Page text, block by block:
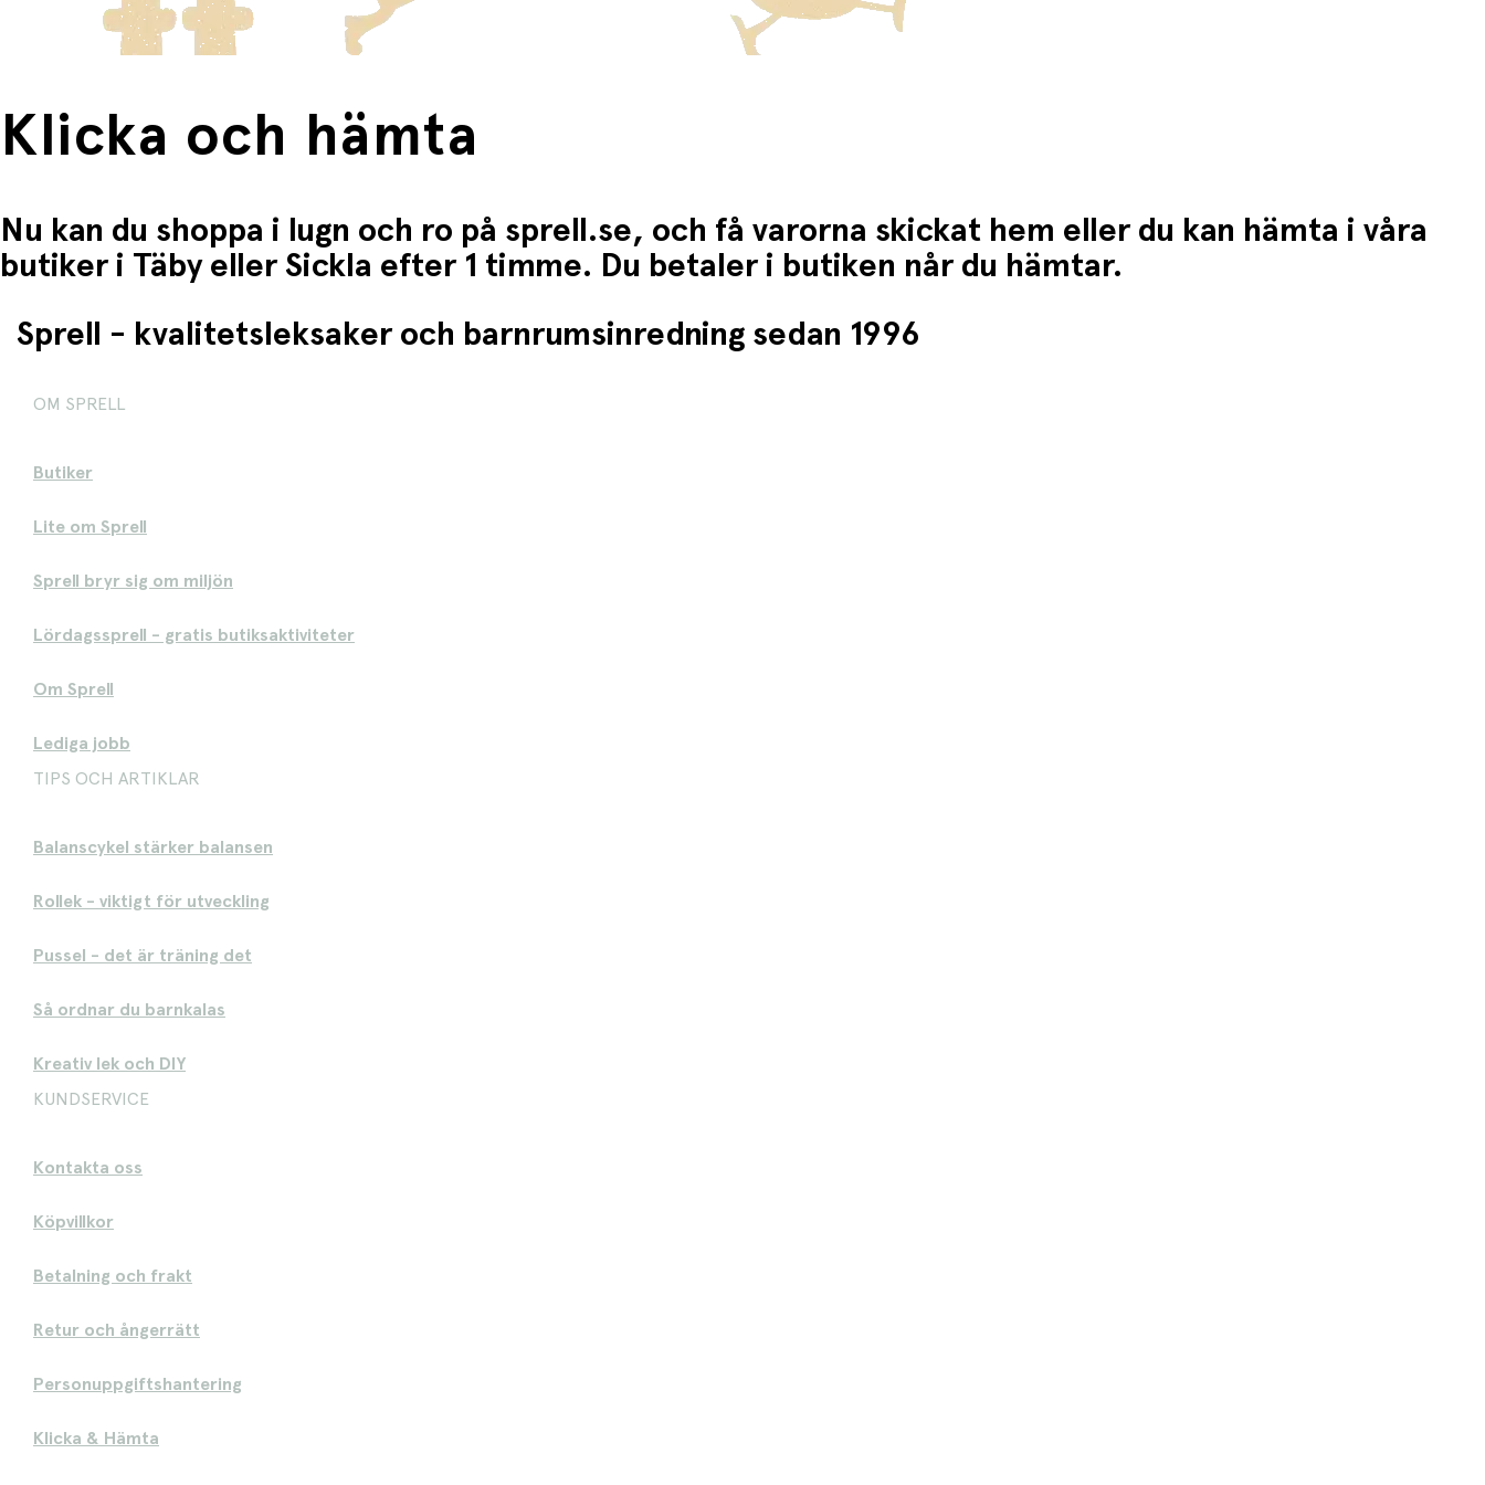
Klicka och hämta
Nu kan du shoppa i lugn och ro på sprell.se, och få varorna skickat hem eller du kan hämta i våra
butiker i Täby eller Sickla efter 1 timme. Du betaler i butiken når du hämtar.
Sprell - kvalitetsleksaker och barnrumsinredning sedan 1996
OM SPRELL
Butiker
Lite om Sprell
Sprell bryr sig om miljön
Lördagssprell - gratis butiksaktiviteter
Om Sprell
Lediga jobb
TIPS OCH ARTIKLAR
Balanscykel stärker balansen
Rollek - viktigt för utveckling
Pussel - det är träning det
Så ordnar du barnkalas
Kreativ lek och DIY
KUNDSERVICE
Kontakta oss
Köpvillkor
Betalning och frakt
Retur och ångerrätt
Personuppgiftshantering
Klicka & Hämta